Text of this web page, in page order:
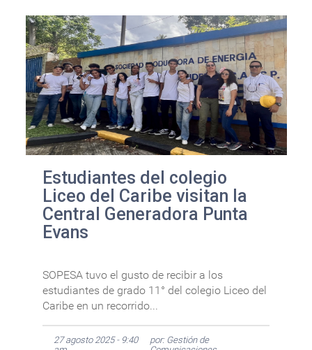
Estudiantes del colegio
Liceo del Caribe visitan la
Central Generadora Punta
Evans
SOPESA tuvo el gusto de recibir a los
estudiantes de grado 11° del colegio Liceo del
Caribe en un recorrido...
27 agosto 2025 - 9:40
por: Gestión de